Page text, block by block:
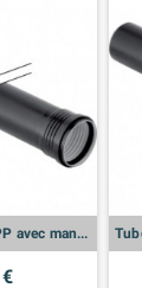
Tube Geberit Silent-PP avec manchon: d:110mm, L:300cm